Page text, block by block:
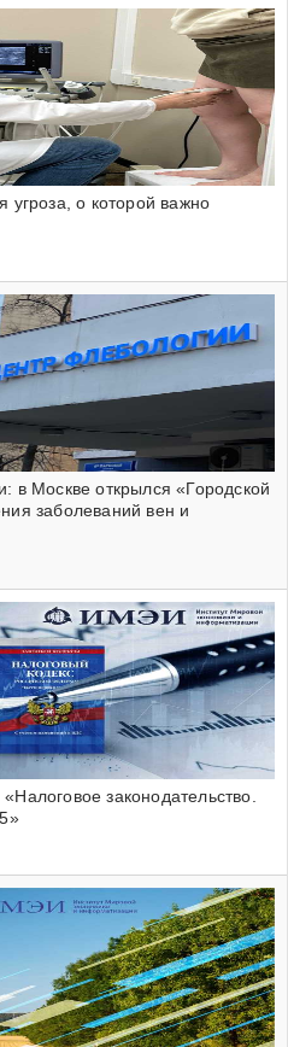
угроза, о которой важно
в Москве открылся «Городской
заболеваний вен и
законодательство.